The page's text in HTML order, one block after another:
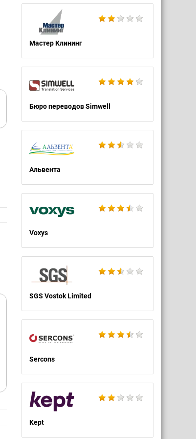
Мастер Клининг
Бюро переводов Simwell
Альвента
Voxys
SGS Vostok Limited
Sercons
Kept